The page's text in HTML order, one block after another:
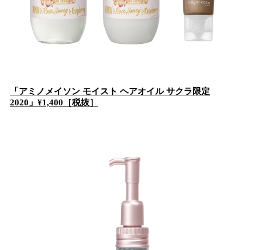
「アミノメイソン モイスト ヘアオイル サクラ限定
2020」¥1,400［税抜］